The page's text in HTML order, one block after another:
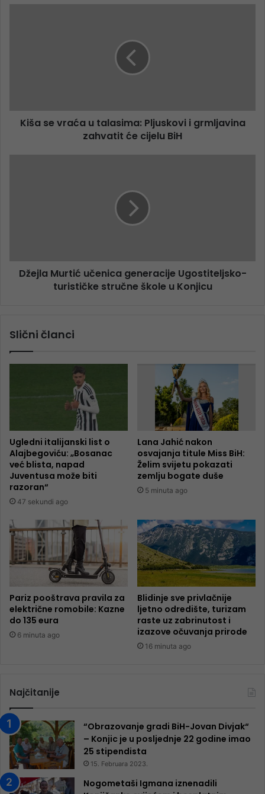
Kiša se vraća u talasima: Pljuskovi i grmljavina
zahvatit će cijelu BiH
Džejla Murtić učenica generacije Ugostiteljsko-
turističke stručne škole u Konjicu
Slični članci
Ugledni italijanski list o
Alajbegoviću: „Bosanac
već blista, napad
Juventusa može biti
razoran“
47 sekundi ago
Lana Jahić nakon
osvajanja titule Miss BiH:
Želim svijetu pokazati
zemlju bogate duše
5 minuta ago
Pariz pooštrava pravila za
električne romobile: Kazne
do 135 eura
6 minuta ago
Blidinje sve privlačnije
ljetno odredište, turizam
raste uz zabrinutost i
izazove očuvanja prirode
16 minuta ago
Najčitanije
“Obrazovanje gradi BiH-Jovan Divjak“
– Konjic je u posljednje 22 godine imao
25 ​​stipendista
15. Februara 2023.
Nogometaši Igmana iznenadili